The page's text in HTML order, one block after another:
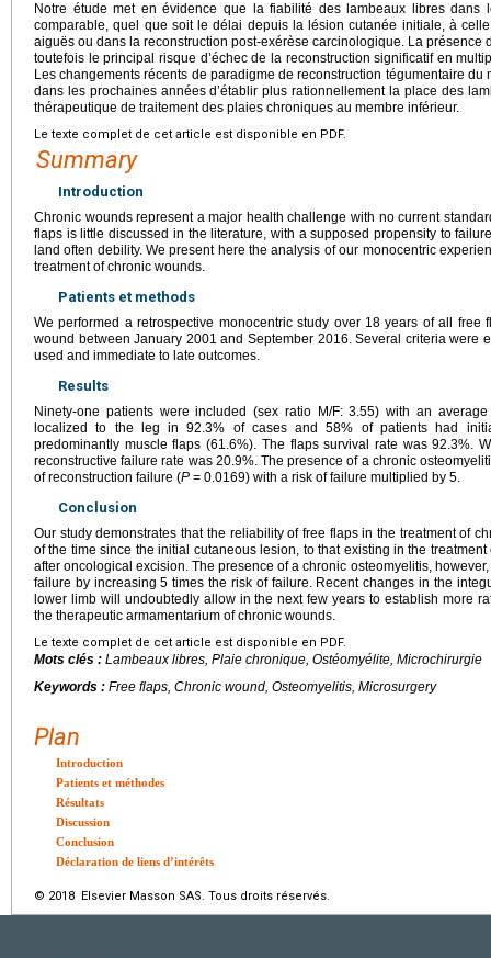
Notre étude met en évidence que la fiabilité des lambeaux libres dans
comparable, quel que soit le délai depuis la lésion cutanée initiale, à
aiguës ou dans la reconstruction post-exérèse carcinologique. La présence
toutefois le principal risque d’échec de la reconstruction significatif en
Les changements récents de paradigme de reconstruction tégumentaire
dans les prochaines années d’établir plus rationnellement la place des
thérapeutique de traitement des plaies chroniques au membre inférieur.
Le texte complet de cet article est disponible en PDF.
Summary
Introduction
Chronic wounds represent a major health challenge with no current
flaps is little discussed in the literature, with a supposed propensity to
land often debility. We present here the analysis of our monocentric
treatment of chronic wounds.
Patients et methods
We performed a retrospective monocentric study over 18 years of all free
wound between January 2001 and September 2016. Several criteria were
used and immediate to late outcomes.
Results
Ninety-one patients were included (sex ratio M/F: 3.55) with an
localized to the leg in 92.3% of cases and 58% of patients had
predominantly muscle flaps (61.6%). The flaps survival rate was 92.3%.
reconstructive failure rate was 20.9%. The presence of a chronic
of reconstruction failure (P = 0.0169) with a risk of failure multiplied by 5.
Conclusion
Our study demonstrates that the reliability of free flaps in the treatment of
of the time since the initial cutaneous lesion, to that existing in the
after oncological excision. The presence of a chronic osteomyelitis,
failure by increasing 5 times the risk of failure. Recent changes in the
lower limb will undoubtedly allow in the next few years to establish more
the therapeutic armamentarium of chronic wounds.
Le texte complet de cet article est disponible en PDF.
Mots clés : Lambeaux libres, Plaie chronique, Ostéomyélite, Microchirurgie
Keywords : Free flaps, Chronic wound, Osteomyelitis, Microsurgery
Plan
Introduction
Patients et méthodes
Résultats
Discussion
Conclusion
Déclaration de liens d’intérêts
© 2018 Elsevier Masson SAS. Tous droits réservés.